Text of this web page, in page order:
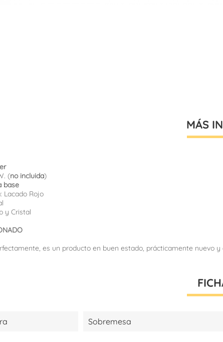
MÁS
(no incluida)
base
Lacado Rojo
y Cristal
es un producto en buen estado, prácticamente
Sobremesa